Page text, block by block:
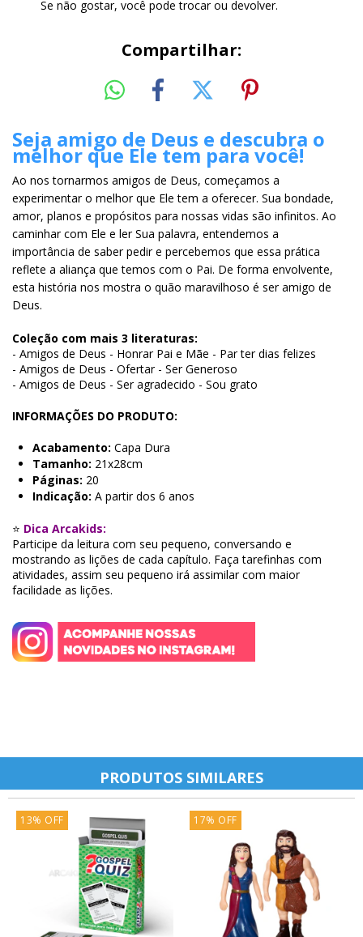
Se não gostar, você pode trocar ou devolver.
Compartilhar:
Seja amigo de Deus e descubra o
melhor que Ele tem para você!
Ao nos tornarmos amigos de Deus, começamos a
experimentar o melhor que Ele tem a oferecer. Sua bondade,
amor, planos e propósitos para nossas vidas são infinitos. Ao
caminhar com Ele e ler Sua palavra, entendemos a
importância de saber pedir e percebemos que essa prática
reflete a aliança que temos com o Pai. De forma envolvente,
esta história nos mostra o quão maravilhoso é ser amigo de
Deus.
Coleção com mais 3 literaturas:
- Amigos de Deus - Honrar Pai e Mãe - Par ter dias felizes
- Amigos de Deus - Ofertar - Ser Generoso
- Amigos de Deus - Ser agradecido - Sou grato
INFORMAÇÕES DO PRODUTO:
Acabamento: Capa Dura
Tamanho: 21x28cm
Páginas: 20
Indicação: A partir dos 6 anos
⭐ Dica Arcakids:
Participe da leitura com seu pequeno, conversando e
mostrando as lições de cada capítulo. Faça tarefinhas com
atividades, assim seu pequeno irá assimilar com maior
facilidade as lições.
PRODUTOS SIMILARES
13% OFF 17% OFF